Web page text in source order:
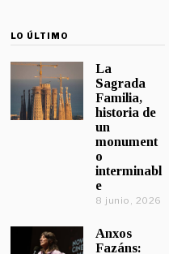
LO ÚLTIMO
La
Sagrada
Familia,
historia de
un
monument
o
interminabl
e
8 junio, 2026
Anxos
Fazáns: